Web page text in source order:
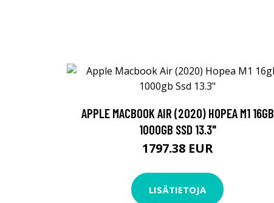
APPLE MACBOOK AIR (2020) HOPEA M1 16GB
1000GB SSD 13.3"
1797.38 EUR
LISÄTIETOJA